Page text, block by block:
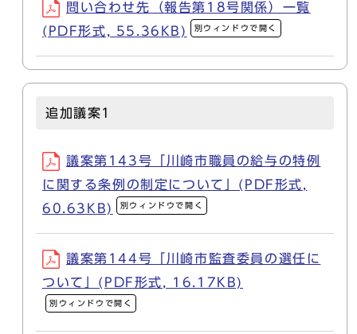
問い合わせ先（報告第18号関係）一覧
(PDF形式, 55.36KB)
別ウィンドウで開く
追加議案1
議案第143号「川崎市職員の給与の特例
に関する条例の制定について」(PDF形式,
60.63KB)
別ウィンドウで開く
議案第144号「川崎市監査委員の選任に
ついて」(PDF形式, 16.17KB)
別ウィンドウで開く